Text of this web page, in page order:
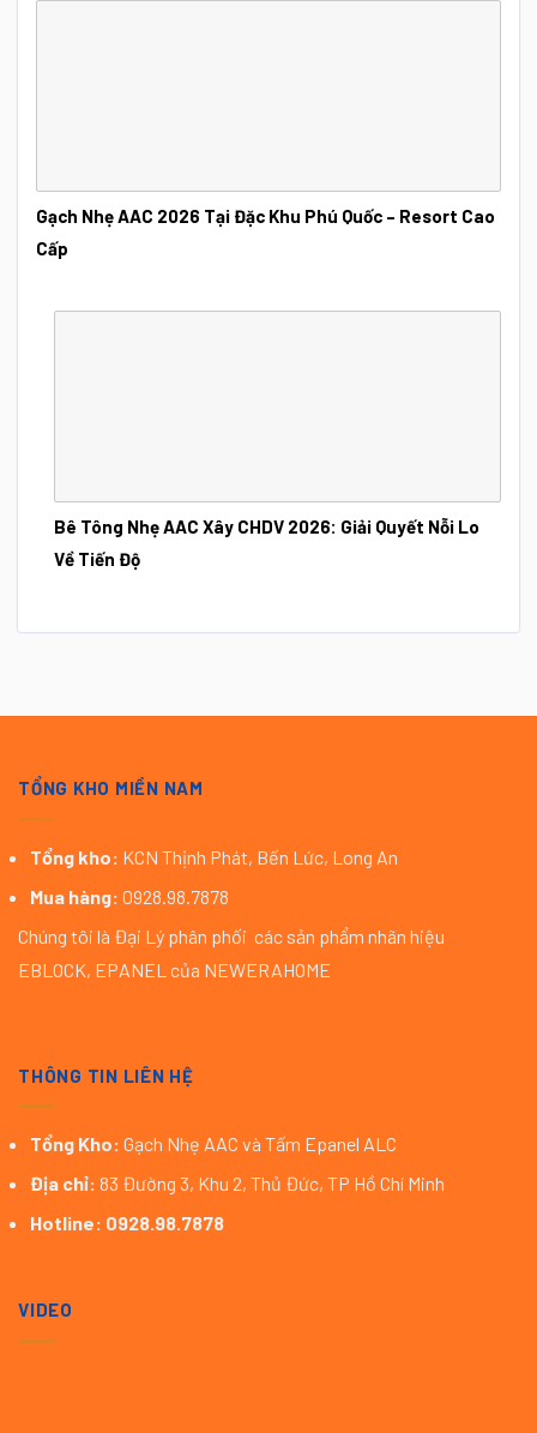
Gạch Nhẹ AAC 2026 Tại Đặc Khu Phú Quốc – Resort Cao
Cấp
Bê Tông Nhẹ AAC Xây CHDV 2026: Giải Quyết Nỗi Lo
Về Tiến Độ
TỔNG KHO MIỀN NAM
Tổng kho: KCN Thịnh Phát, Bến Lức, Long An
Mua hàng: 0928.98.7878
Chúng tôi là Đại Lý phân phối các sản phẩm nhãn hiệu
EBLOCK, EPANEL của NEWERAHOME
THÔNG TIN LIÊN HỆ
Tổng Kho: Gạch Nhẹ AAC và Tấm Epanel ALC
Địa chỉ: 83 Đường 3, Khu 2, Thủ Đức, TP Hồ Chí Minh
Hotline: 0928.98.7878
VIDEO